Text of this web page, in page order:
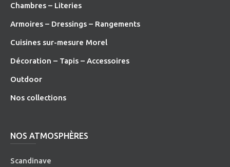
Chambres – Literies
Armoires – Dressings – Rangements
Cuisines sur-mesure Morel
Décoration – Tapis – Accessoires
Outdoor
Nos collections
NOS ATMOSPHÈRES
Scandinave